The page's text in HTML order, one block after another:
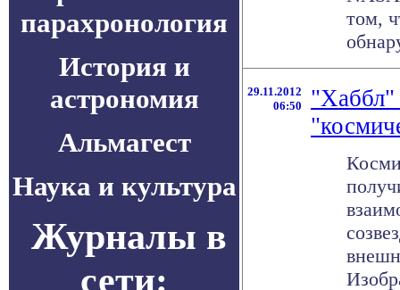
парахронология
История и
астрономия
Альмагест
Наука и культура
Журналы в
сети:
том,
29.11.2012
06:50
"Хаббл"